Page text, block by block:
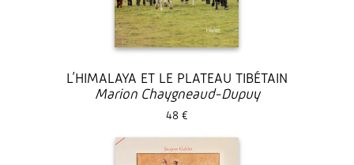
L’HIMALAYA ET LE PLATEAU TIBÉTAIN
Marion Chaygneaud-Dupuy
48 €